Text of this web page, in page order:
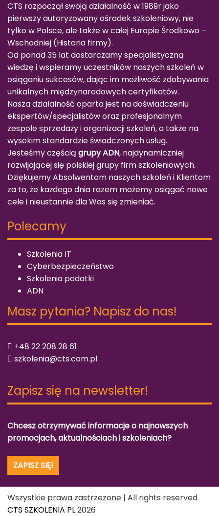
CTS rozpoczął swoją działalność w 1989r jako
pierwszy autoryzowany ośrodek szkoleniowy, nie
tylko w Polsce, ale także w całej Europie Środkowo –
Wschodniej (Historia firmy).
Od ponad 35 lat dostarczamy specjalistyczną
wiedzę i wspieramy uczestników naszych szkoleń w
osiąganiu sukcesów, dając im możliwość zdobywania
unikalnych międzynarodowych certyfikatów.
Nasza działalność oparta jest na doświadczeniu
ekspertów/specjalistów oraz profesjonalnym
zespole sprzedaży i organizacji szkoleń, a także na
wysokim standardzie świadczonych usług.
Jesteśmy częścią grupy ADN, najdynamiczniej
rozwijającej się polskiej grupy firm szkoleniowych.
Dziękujemy Absolwentom naszych szkoleń i Klientom
za to, że każdego dnia razem możemy osiągać nowe
cele i nieustannie dla Was się zmieniać.
Polecamy
Szkolenia IT
Cyberbezpieczeństwo
Szkolenia podatki
ADN
Masz pytania? Napisz do nas!
+48 22 208 28 61
szkolenia@cts.com.pl
Zapisz się na newsletter!
Chcesz otrzymywać informacje o najnowszych
promocjach, aktualnościach i szkoleniach?
ZAPISZ SIĘ!
Wszystkie prawa zastrzezone | All rights reserved
CTS SZKOLENIA PL2026